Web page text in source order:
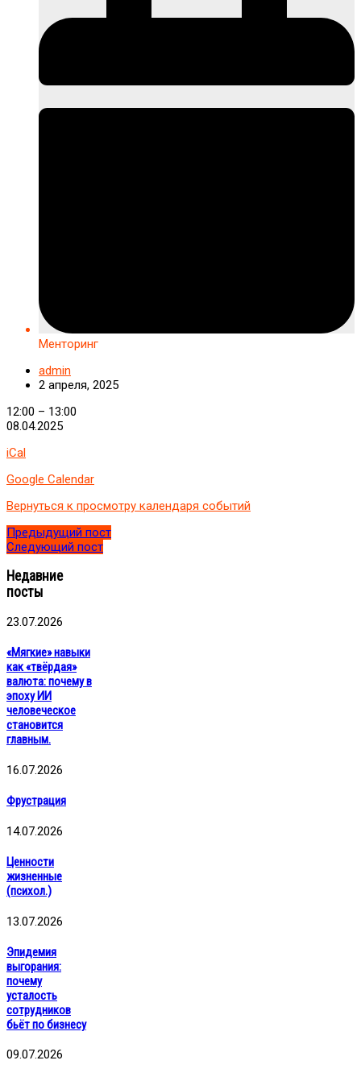
Менторинг
admin
2 апреля, 2025
Менторинг
12:00 – 13:00
08.04.2025
iCal
Google Calendar
Вернуться к просмотру календаря событий
Предыдущий пост
Следующий пост
Недавние
посты
23.07.2026
«Мягкие» навыки
как «твёрдая»
валюта: почему в
эпоху ИИ
человеческое
становится
главным.
16.07.2026
Фрустрация
14.07.2026
Ценности
жизненные
(психол.)
13.07.2026
Эпидемия
выгорания:
почему
усталость
сотрудников
бьёт по бизнесу
09.07.2026